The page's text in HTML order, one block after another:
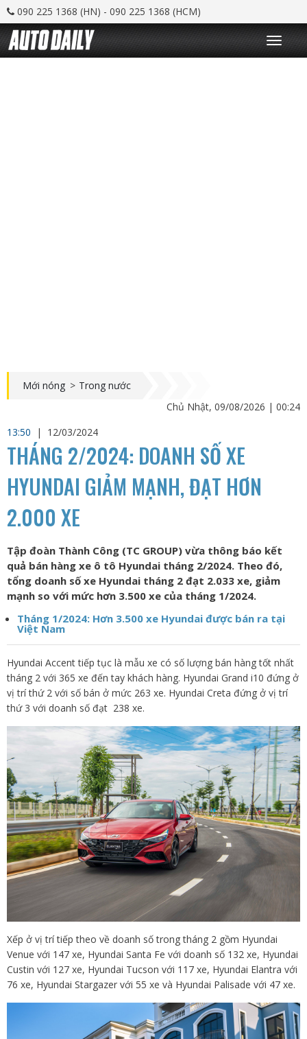
090 225 1368 (HN) - 090 225 1368 (HCM)
T
o
g
Mới nóng > Trong nước
Chủ Nhật, 09/08/2026 | 00:24
13:50
| 12/03/2024
THÁNG 2/2024: DOANH SỐ XE
HYUNDAI GIẢM MẠNH, ĐẠT HƠN
2.000 XE
Tập đoàn Thành Công (TC GROUP) vừa thông báo kết
quả bán hàng xe ô tô Hyundai tháng 2/2024. Theo đó,
tổng doanh số xe Hyundai tháng 2 đạt 2.033 xe, giảm
mạnh so với mức hơn 3.500 xe của tháng 1/2024.
Tháng 1/2024: Hơn 3.500 xe Hyundai được bán ra tại
Việt Nam
Hyundai Accent tiếp tục là mẫu xe có số lượng bán hàng tốt nhất
tháng 2 với 365 xe đến tay khách hàng. Hyundai Grand i10 đứng ở
vị trí thứ 2 với số bán ở mức 263 xe. Hyundai Creta đứng ở vị trí
thứ 3 với doanh số đạt 238 xe.
Xếp ở vị trí tiếp theo về doanh số trong tháng 2 gồm Hyundai
Venue với 147 xe, Hyundai Santa Fe với doanh số 132 xe, Hyundai
Custin với 127 xe, Hyundai Tucson với 117 xe, Hyundai Elantra với
76 xe, Hyundai Stargazer với 55 xe và Hyundai Palisade với 47 xe.